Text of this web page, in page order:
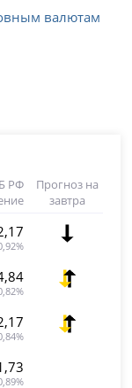
валютам
РФ
Прогноз на
завтра